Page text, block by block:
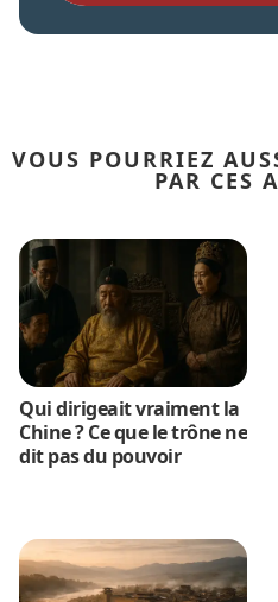
VOUS POURRIEZ
PAR CES
Qui dirigeait vraiment la
Chine ? Ce que le trône ne
dit pas du pouvoir